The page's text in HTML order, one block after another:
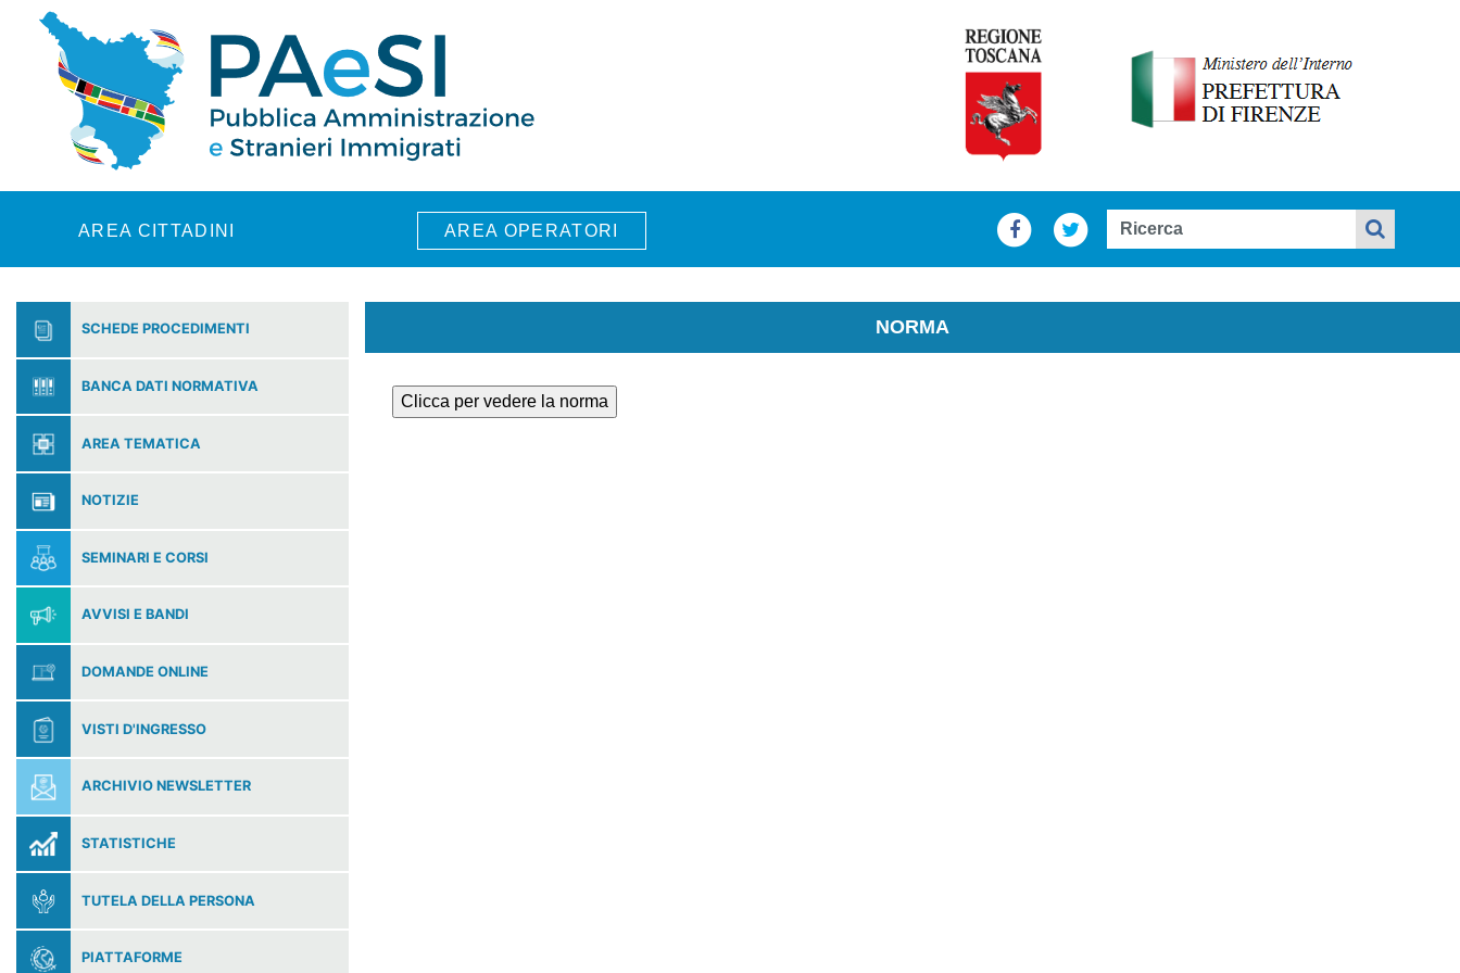
Skip to main content
AREA CITTADINI AREA OPERATORI
SCHEDE PROCEDIMENTI
BANCA DATI NORMATIVA
AREA TEMATICA
NOTIZIE
SEMINARI E CORSI
AVVISI E BANDI
DOMANDE ONLINE
VISTI D'INGRESSO
ARCHIVIO NEWSLETTER
STATISTICHE
TUTELA DELLA PERSONA
PIATTAFORME
NORMA
Clicca per vedere la norma